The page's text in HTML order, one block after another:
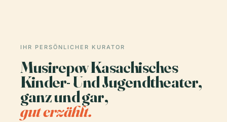
IHR PERSÖNLICHER KURATOR
Musirepov Kasachisches
Kinder- Und Jugendtheater,
ganz und gar,
gut erzählt.